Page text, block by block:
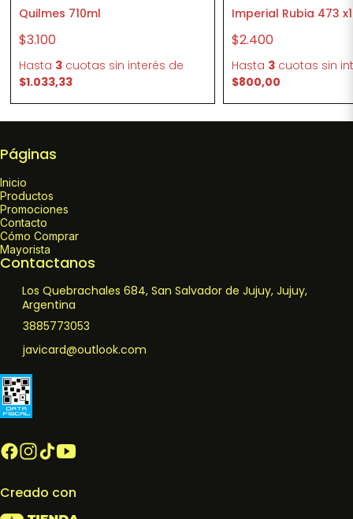
Quilmes 710ml
$3.100
Hasta 3cuotas sin interés de
$1.033,33
Imperial Rubia 473 x1
$2.400
Hasta 3 cuotas sin
$800,00
Páginas
Inicio
Productos
Promociones
Contacto
Cómo Comprar
Mayorista
Contactanos
Los Quebrachales 684, San Salvador de Jujuy, Jujuy,
Argentina
3885773053
javicard@outlook.com
Creado con